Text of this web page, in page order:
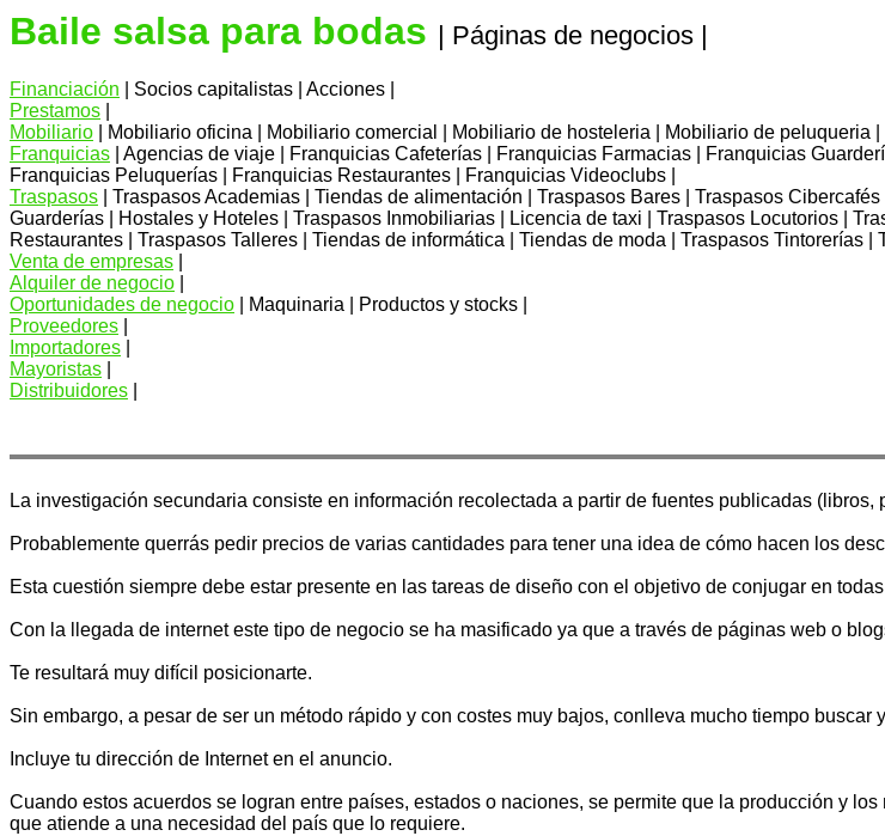
Baile salsa para bodas | Páginas de negocios |
Financiación | Socios capitalistas | Acciones |
Prestamos
Mobiliario | Mobiliario oficina | Mobiliario comercial | Mobiliario de hosteleria | Mobiliario de peluqueria |
Franquicias | Agencias de viaje | Franquicias Cafeterías | Franquicias Farmacias | Franquicias
Franquicias Peluquerías | Franquicias Restaurantes | Franquicias Videoclubs |
Traspasos | Traspasos Academias | Tiendas de alimentación | Traspasos Bares | Traspasos
Guarderías | Hostales y Hoteles | Traspasos Inmobiliarias | Licencia de taxi | Traspasos Locutorios |
Restaurantes | Traspasos Talleres | Tiendas de informática | Tiendas de moda | Traspasos Tintorerías |
Venta de empresas
Alquiler de negocio
Oportunidades de negocio | Maquinaria | Productos y stocks |
Proveedores
Importadores
Mayoristas
Distribuidores
La investigación secundaria consiste en información recolectada a partir de fuentes publicadas
Probablemente querrás pedir precios de varias cantidades para tener una idea de cómo hacen los
Esta cuestión siempre debe estar presente en las tareas de diseño con el objetivo de conjugar en
Con la llegada de internet este tipo de negocio se ha masificado ya que a través de páginas web o
Te resultará muy difícil posicionarte.
Sin embargo, a pesar de ser un método rápido y con costes muy bajos, conlleva mucho tiempo buscar
Incluye tu dirección de Internet en el anuncio.
Cuando estos acuerdos se logran entre países, estados o naciones, se permite que la producción y
que atiende a una necesidad del país que lo requiere.